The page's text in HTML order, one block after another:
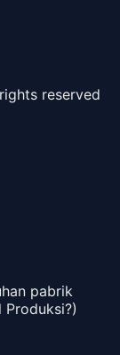
reserved
pabrik
Produksi?)